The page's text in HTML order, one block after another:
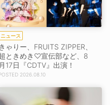
ニュース
きゃりー、FRUITS ZIPPER、
ときめき♡宣伝部など、8
月17日『CDTV』出演！
2026.08.10